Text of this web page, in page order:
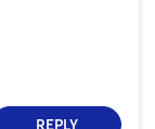
REPLY